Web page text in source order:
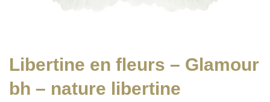
Libertine en fleurs – Glamour
bh – nature libertine